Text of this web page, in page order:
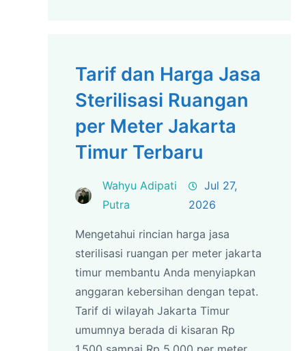
Tarif dan Harga Jasa
Sterilisasi Ruangan
per Meter Jakarta
Timur Terbaru
Wahyu Adipati
Putra
Jul 27,
2026
Mengetahui rincian harga jasa
sterilisasi ruangan per meter jakarta
timur membantu Anda menyiapkan
anggaran kebersihan dengan tepat.
Tarif di wilayah Jakarta Timur
umumnya berada di kisaran Rp